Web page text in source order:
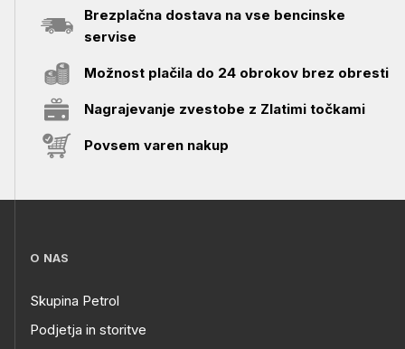
Brezplačna dostava na vse bencinske
servise
Možnost plačila do 24 obrokov brez obresti
Nagrajevanje zvestobe z Zlatimi točkami
Povsem varen nakup
O NAS
Skupina Petrol
Podjetja in storitve